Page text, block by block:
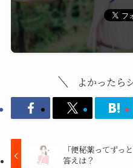
よかったら
「便秘薬ってずっ
答えは？